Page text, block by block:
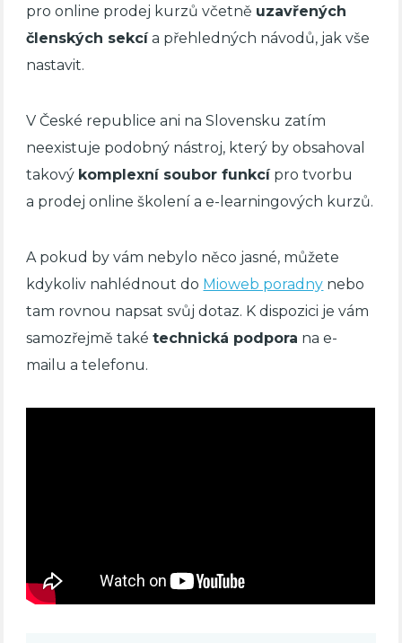
pro online prodej kurzů včetně uzavřených
členských sekcía přehledných návodů, jak vše
nastavit.
V České republice ani na Slovensku zatím
neexistuje podobný nástroj, který by obsahoval
takový komplexní soubor funkcípro tvorbu
a prodej online školení a e-learningových kurzů.
A pokud by vám nebylo něco jasné, můžete
kdykoliv nahlédnout do Mioweb poradny nebo
tam rovnou napsat svůj dotaz. K dispozici je vám
samozřejmě takétechnická podpora na e-
mailu a telefonu.